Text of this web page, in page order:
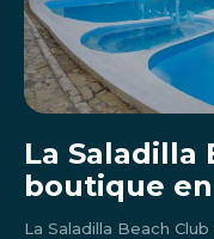
La Saladilla
boutique
La Saladilla Beach